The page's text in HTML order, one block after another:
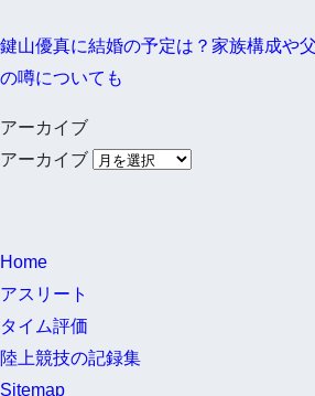
鍵山優真に結婚の予定は？家族構成や
の噂についても
アーカイブ
アーカイブ
Home
アスリート
タイム評価
陸上競技の記録集
Sitemap